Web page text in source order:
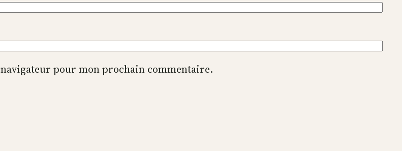
pour mon prochain commentaire.